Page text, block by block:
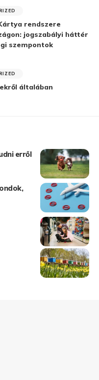
rendszere
jogszabályi háttér
szempontok
általában
erről